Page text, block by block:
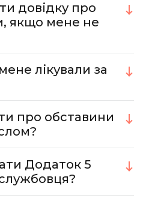
довідку про
якщо мене не
лікували за
про обставини
Додаток 5